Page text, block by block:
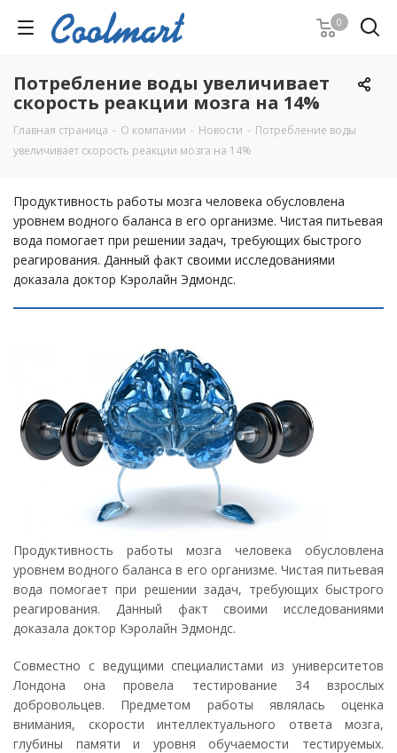
0
Потребление воды увеличивает
скорость реакции мозга на 14%
Главная страница - О компании - Новости - Потребление воды
увеличивает скорость реакции мозга на 14%
Продуктивность работы мозга человека обусловлена
уровнем водного баланса в его организме. Чистая питьевая
вода помогает при решении задач, требующих быстрого
реагирования. Данный факт своими исследованиями
доказала доктор Кэролайн Эдмондс.
Продуктивность работы мозга человека обусловлена
уровнем водного баланса в его организме. Чистая питьевая
вода помогает при решении задач, требующих быстрого
реагирования. Данный факт своими исследованиями
доказала доктор Кэролайн Эдмондс.
Совместно с ведущими специалистами из университетов
Лондона она провела тестирование 34 взрослых
добровольцев. Предметом работы являлась оценка
внимания, скорости интеллектуального ответа мозга,
глубины памяти и уровня обучаемости тестируемых.